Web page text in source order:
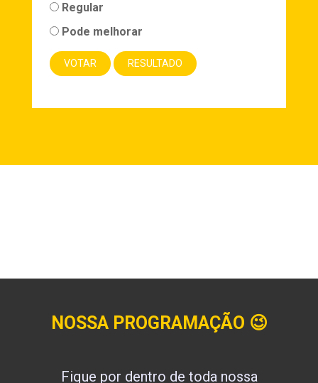
Regular
Pode melhorar
NOSSA PROGRAMAÇÃO 😉
Fique por dentro de toda nossa